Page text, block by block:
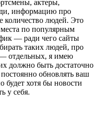
актеры,
информацию про
количество людей. Это
по популярным
— ради чего сайты
таких людей, про
— отдельных, я имею
должно быть достаточно
обновлять ваш
будет хотя бы новости
у себя.